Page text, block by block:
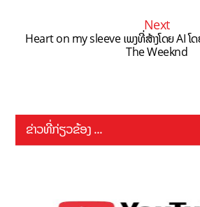
Next
Heart on my sleeve ເພງທີ່ສ້າງໂດຍ AI ໂ
The Weeknd
ຂ່າວທີ່ກ່ຽວຂ້ອງ ...